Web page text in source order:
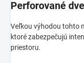
Perforované
Veľkou výhodou tohto
ktoré zabezpečujú
priestoru.